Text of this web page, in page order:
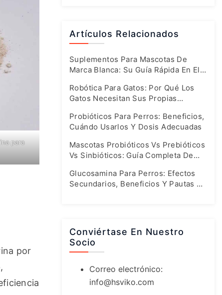
para
por
Artículos Relacionados
Suplementos Para Mascotas De
Marca Blanca: Su Guía Rápida En El
Robótica Para Gatos: Por Qué Los
Gatos Necesitan Sus Propias
Probióticos Para Perros: Beneficios,
Cuándo Usarlos Y Dosis Adecuadas
Mascotas Probióticos Vs Prebióticos
Vs Sinbióticos: Guía Completa De
Glucosamina Para Perros: Efectos
Secundarios, Beneficios Y Pautas De
Conviértase En Nuestro
Socio
Correo electrónico:
info@hsviko.com